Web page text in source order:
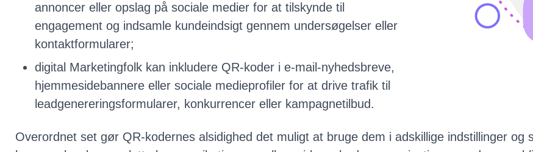
annoncer eller opslag på sociale medier for at tilskynde til
engagement og indsamle kundeindsigt gennem undersøgelser eller
kontaktformularer;
digital Marketingfolk kan inkludere QR-koder i e-mail-nyhedsbreve,
hjemmesidebannere eller sociale medieprofiler for at drive trafik til
leadgenereringsformularer, konkurrencer eller kampagnetilbud.
Overordnet set gør QR-kodernes alsidighed det muligt at bruge dem i adskillige indstillinger